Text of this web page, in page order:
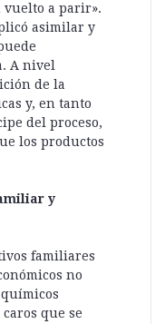
a parir».
asimilar y
A nivel
de la
y, en tanto
del proceso,
los productos
y
familiares
no
que se